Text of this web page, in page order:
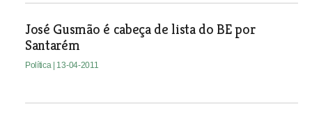
José Gusmão é cabeça de lista do BE por
Santarém
Política | 13-04-2011